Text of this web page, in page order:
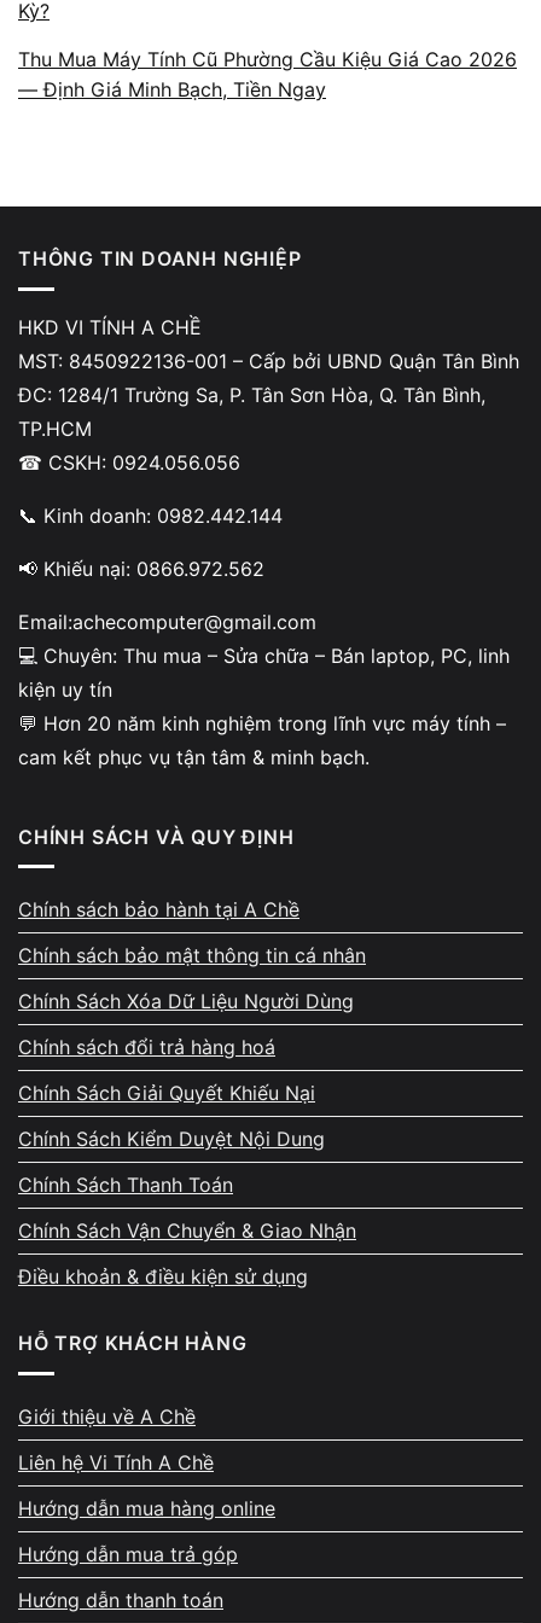
gồm CPU, RAM, SSD, VGA, cycle pin, tình
Toàn bộ quá trình kiểm tra diễn ra minh bạch
tại cửa hàng, khách được đối chiếu từng hạng
mục trước khi đưa ra mức giá. Không có
chuyện báo giá mập mờ hoặc dùng lỗi nhẹ để
giảm mạnh giá trị máy.
Minh bạch khi kiểm tra –
Khách được xem trực tiếp quy trình test phần
cứng: SSD, bàn phím, cổng kết nối, pin, độ
trạng máy được giải thích chi tiết và dễ hiểu.
xác để đẩy giá thu mua xuống thấp hơn thực
tế.
Thanh toán ngay – đủ – có
biên nhận rõ ràng
Sau khi thống nhất giá, tiền được thanh toán
ngay bằng tiền mặt hoặc chuyển khoản. Biên
nhận thu mua thể hiện đầy đủ cấu hình, mức
không bị giữ lại chờ xử lý, không hẹn sang
đầu đến cuối.
Hỗ trợ đổi máy nếu cần nâng
Kỳ?
Thu Mua Máy Tính Cũ Phường Cầu Kiệu Giá Cao 2026
— Định Giá Minh Bạch, Tiền Ngay
THÔNG TIN DOANH NGHIỆP
HKD VI TÍNH A CHỀ
MST: 8450922136-001 – Cấp bởi UBND Quận Tân Bình
ĐC: 1284/1 Trường Sa, P. Tân Sơn Hòa, Q. Tân Bình,
TP.HCM
☎ CSKH: 0924.056.056
📞 Kinh doanh: 0982.442.144
📢 Khiếu nại: 0866.972.562
Email:achecomputer@gmail.com
💻 Chuyên: Thu mua – Sửa chữa – Bán laptop, PC, linh
kiện uy tín
💬 Hơn 20 năm kinh nghiệm trong lĩnh vực máy tính –
cam kết phục vụ tận tâm & minh bạch.
CHÍNH SÁCH VÀ QUY ĐỊNH
Chính sách bảo hành tại A Chề
Chính sách bảo mật thông tin cá nhân
Chính Sách Xóa Dữ Liệu Người Dùng
Chính sách đổi trả hàng hoá
Chính Sách Giải Quyết Khiếu Nại
Chính Sách Kiểm Duyệt Nội Dung
Chính Sách Thanh Toán
Chính Sách Vận Chuyển & Giao Nhận
Điều khoản & điều kiện sử dụng
HỖ TRỢ KHÁCH HÀNG
Giới thiệu về A Chề
Liên hệ Vi Tính A Chề
Hướng dẫn mua hàng online
Hướng dẫn mua trả góp
Hướng dẫn thanh toán